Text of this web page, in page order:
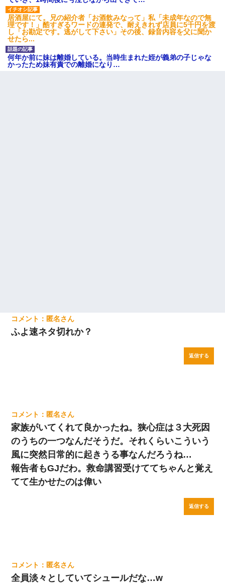
上司「話をしてみる」→女性社員「実は10数年前に…」
居酒屋にて。兄の紹介者「お酒飲みなって」私「未成年なので無
理です！」酷すぎるワードの連発で、耐えきれず店員に5千円を渡
し「お勘定です。逃がして下さい」その後、録音内容を父に聞か
せたら...
何年か前に妹は離婚している。当時生まれた姪が義弟の子じゃな
かったため妹有責での離婚になり…
匿名
ふよ速ネタ切れか？
返信する
匿名
家族がいてくれて良かったね。狭心症は３大死因
のうちの一つなんだそうだ。それくらいこういう
風に突然日常的に起きうる事なんだろうね…
報告者もGJだわ。救命講習受けててちゃんと覚え
てて生かせたのは偉い
返信する
匿名
全員淡々としていてシュールだな…w